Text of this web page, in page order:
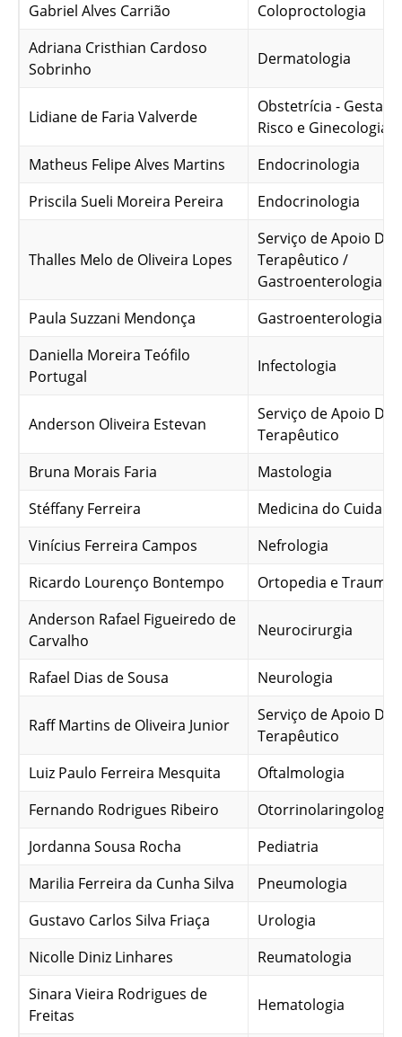
Gabriel Alves Carrião
Coloproctologia
Adriana Cristhian Cardoso
Sobrinho
Dermatologia
Lidiane de Faria Valverde
Obstetrícia -
Risco e Ginecologia
Matheus Felipe Alves Martins
Endocrinologia
Priscila Sueli Moreira Pereira
Endocrinologia
Thalles Melo de Oliveira Lopes
Serviço de Apoio
Terapêutico /
Gastroenterologia
Paula Suzzani Mendonça
Gastroenterologia
Daniella Moreira Teófilo
Portugal
Infectologia
Anderson Oliveira Estevan
Serviço de Apoio
Terapêutico
Bruna Morais Faria
Mastologia
Stéffany Ferreira
Medicina do Cuidado
Vinícius Ferreira Campos
Nefrologia
Ricardo Lourenço Bontempo
Ortopedia e
Anderson Rafael Figueiredo de
Carvalho
Neurocirurgia
Rafael Dias de Sousa Neurologia
Raff Martins de Oliveira Junior
Serviço de Apoio
Terapêutico
Luiz Paulo Ferreira Mesquita
Oftalmologia
Fernando Rodrigues Ribeiro
Otorrinolaringologia
Jordanna Sousa Rocha
Pediatria
Marilia Ferreira da Cunha Silva
Pneumologia
Gustavo Carlos Silva Friaça
Urologia
Nicolle Diniz Linhares
Reumatologia
Sinara Vieira Rodrigues de
Freitas
Hematologia